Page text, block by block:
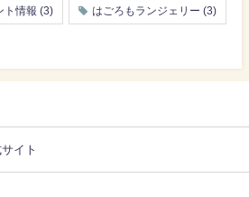
ト情報 (3) はごろもランジェリー (3)
イト